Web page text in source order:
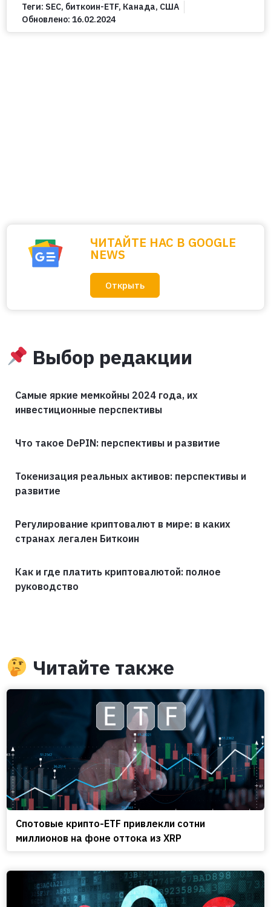
Теги: SEC, биткоин-ETF, Канада, США
Обновлено: 16.02.2024
ЧИТАЙТЕ НАС В GOOGLE
NEWS
Открыть
Выбор редакции
Самые яркие мемкойны 2024 года, их
инвестиционные перспективы
Что такое DePIN: перспективы и развитие
Токенизация реальных активов: перспективы и
развитие
Регулирование криптовалют в мире: в каких
странах легален Биткоин
Как и где платить криптовалютой: полное
руководство
Читайте также
Спотовые крипто-ETF привлекли сотни
миллионов на фоне оттока из XRP